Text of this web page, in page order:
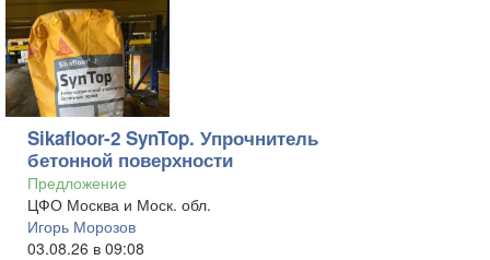
Sikafloor-2 SynTop. Упрочнитель
бетонной поверхности
Предложение
ЦФО Москва и Моск. обл.
Игорь Морозов
03.08.26 в 09:08